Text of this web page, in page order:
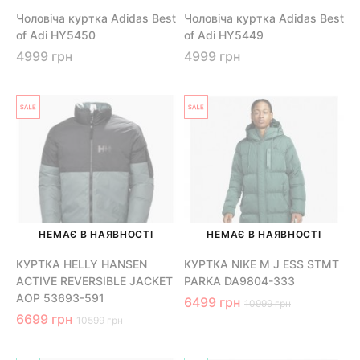
Чоловіча куртка Adidas Best
of Adi HY5450
4999 грн
Чоловіча куртка Adidas Best
of Adi HY5449
4999 грн
НЕМАЄ В НАЯВНОСТІ
КУРТКА HELLY HANSEN
ACTIVE REVERSIBLE JACKET
AOP 53693-591
6699 грн 10599 грн
НЕМАЄ В НАЯВНОСТІ
КУРТКА NIKE M J ESS STMT
PARKA DA9804-333
6499 грн 10999 грн